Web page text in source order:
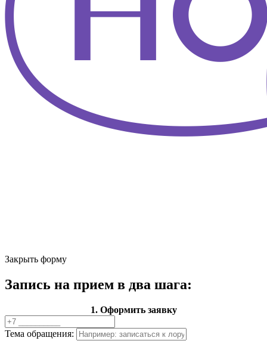
Закрыть форму
Запись на прием в два шага:
1. Оформить заявку
Тема обращения: